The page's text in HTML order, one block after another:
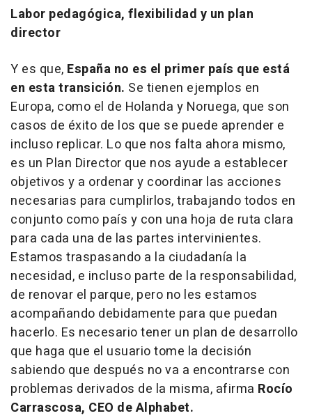
Labor pedagógica, flexibilidad y un plan
director
Y es que, España no es el primer país que está
en esta transición. Se tienen ejemplos en
Europa, como el de Holanda y Noruega, que son
casos de éxito de los que se puede aprender e
incluso replicar. Lo que nos falta ahora mismo,
es un Plan Director que nos ayude a establecer
objetivos y a ordenar y coordinar las acciones
necesarias para cumplirlos, trabajando todos en
conjunto como país y con una hoja de ruta clara
para cada una de las partes intervinientes.
Estamos traspasando a la ciudadanía la
necesidad, e incluso parte de la responsabilidad,
de renovar el parque, pero no les estamos
acompañando debidamente para que puedan
hacerlo. Es necesario tener un plan de desarrollo
que haga que el usuario tome la decisión
sabiendo que después no va a encontrarse con
problemas derivados de la misma, afirma Rocío
Carrascosa, CEO de Alphabet.